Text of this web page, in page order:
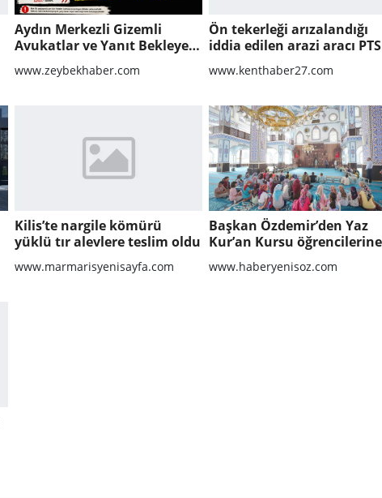
Aydın Merkezli Gizemli
Avukatlar ve Yanıt Bekleyen
www.zeybekhaber.com
Ön tekerleği arızalandığı
iddia edilen arazi aracı PTS
direğine çarptı: 1 yaralı
www.kenthaber27.com
Kilis’te nargile kömürü
yüklü tır alevlere teslim oldu
www.marmarisyenisayfa.com
Başkan Özdemir’den Yaz
Kur’an Kursu öğrencilerine
ziyaret
www.haberyenisoz.com